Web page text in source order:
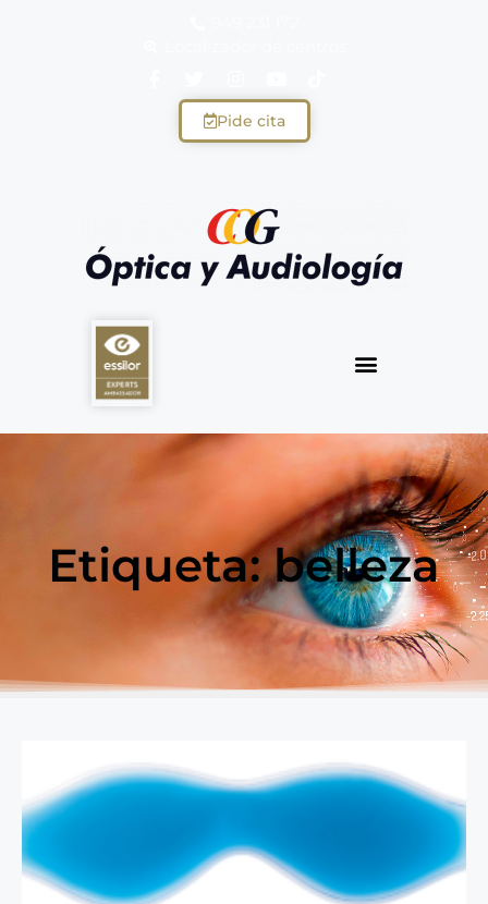
Pide cita
Etiqueta: belleza